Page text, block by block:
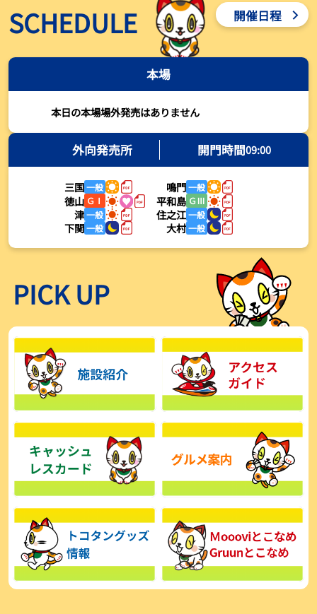
【常滑ボート・ルーキーＳ】津田陸翔はリング交換で気配一変「初
優勝目指して頑張ります」
【とこなめボート・岩瀬仁紀さんコラム】最後は塚越海斗に注目、
【ボートレース】荒木颯斗が地元勢でただ１人優出果たす「地元で
初優勝したい」／常滑 - 日刊スポーツ
2026年08月03日
【ボートレース】４枠で優出の塚越海斗が強気節「攻めていくレー
スをします」／常滑 - 日刊スポーツ
2026年08月03日
【ボートレース】広瀬凜が接戦制して２着で優出「出足、回り足は
【とこなめボート】塚越海斗が優勝戦で脅威の伸びを披露する「合
ったときの伸びは自分が一番」
2026年08月03日
【とこなめボート】広瀬凜は準優で見つかった課題の克服へ「結果
的に１着を取れればいい」
2026年08月03日
【とこなめボート】西丸敦基が未勝利では終われない「最終日頑張
る」
2026年08月03日
【とこなめボート ルーキーシリーズ】広瀬凜 6位で予選突破「勝負
2026年08月02日
【とこなめボート 日野未来コラム とこなめミライ予想図】トコタン
お誕生日おめでとう！
2026年08月02日
SCHEDULE 開催日程
本場
本日の本場場外発売はありません
外向発売所 開門時間09:00
三国一般 鳴門一般
徳山 ＧⅠ 平和島 ＧⅢ
津一般 住之江一般
下関一般 大村一般
PICK UP